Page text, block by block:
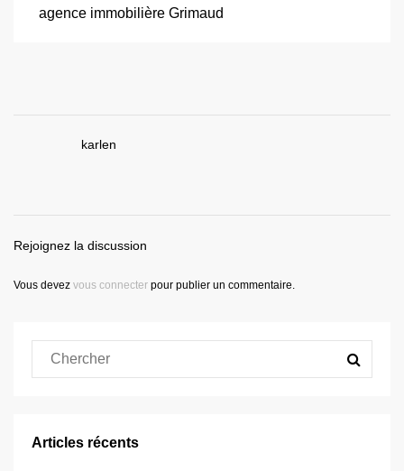
agence immobilière Grimaud
karlen
Rejoignez la discussion
Vous devez vous connecter pour publier un commentaire.
Articles récents